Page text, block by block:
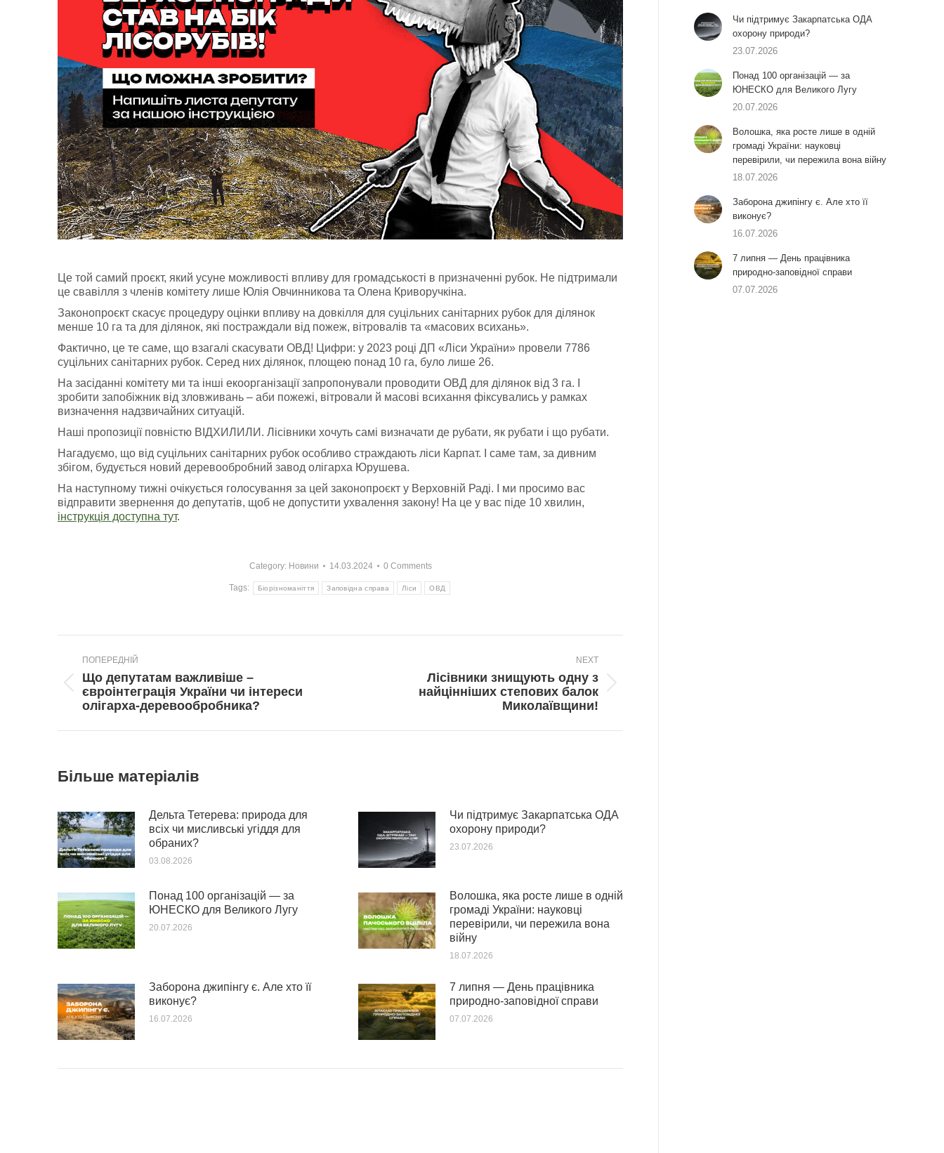
Це той самий проєкт, який усуне можливості впливу для громадськості в призначенні рубок. Не підтримали
це свавілля з членів комітету лише Юлія Овчинникова та Олена Криворучкіна.
Законопроєкт скасує процедуру оцінки впливу на довкілля для суцільних санітарних рубок для ділянок
менше 10 га та для ділянок, які постраждали від пожеж, вітровалів та «масових всихань».
Фактично, це те саме, що взагалі скасувати ОВД! Цифри: у 2023 році ДП «Ліси України» провели 7786
суцільних санітарних рубок. Серед них ділянок, площею понад 10 га, було лише 26.
На засіданні комітету ми та інші екоорганізації запропонували проводити ОВД для ділянок від 3 га. І
зробити запобіжник від зловживань – аби пожежі, вітровали й масові всихання фіксувались у рамках
визначення надзвичайних ситуацій.
Наші пропозиції повністю ВІДХИЛИЛИ. Лісівники хочуть самі визначати де рубати, як рубати і що рубати.
Нагадуємо, що від суцільних санітарних рубок особливо страждають ліси Карпат. І саме там, за дивним
збігом, будується новий деревообробний завод олігарха Юрушева.
На наступному тижні очікується голосування за цей законопроєкт у Верховній Раді. І ми просимо вас
відправити звернення до депутатів, щоб не допустити ухвалення закону! На це у вас піде 10 хвилин,
інструкція доступна тут.
Category: Новини 14.03.2024 0 Comments
Tags: Біорізноманіття Заповідна справа Ліси ОВД
navigation
ПОПЕРЕДНІЙ
Попередній
пост:
Що депутатам важливіше –
євроінтеграція України чи інтереси
олігарха-деревообробника?
NEXT
Лісівники знищують одну з
найцінніших степових балок
Миколаївщини!
Більше матеріалів
Дельта Тетерева: природа для
всіх чи мисливські угіддя для
обраних?
03.08.2026
Чи підтримує Закарпатська ОДА
охорону природи?
23.07.2026
Понад 100 організацій — за
ЮНЕСКО для Великого Лугу
20.07.2026
Волошка, яка росте лише в одній
громаді України: науковці
перевірили, чи пережила вона
війну
18.07.2026
Заборона джипінгу є. Але хто її
виконує?
16.07.2026
7 липня — День працівника
природно-заповідної справи
07.07.2026
Чи підтримує Закарпатська ОДА
охорону природи?
23.07.2026
Понад 100 організацій — за
ЮНЕСКО для Великого Лугу
20.07.2026
Волошка, яка росте лише в одній
громаді України: науковці
перевірили, чи пережила вона війну
18.07.2026
Заборона джипінгу є. Але хто її
виконує?
16.07.2026
7 липня — День працівника
природно-заповідної справи
07.07.2026